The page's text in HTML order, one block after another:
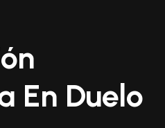
En Duelo